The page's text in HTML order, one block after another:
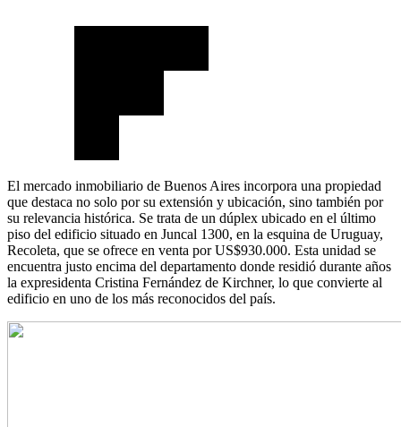
El mercado inmobiliario de Buenos Aires incorpora una propiedad
que destaca no solo por su extensión y ubicación, sino también por
su relevancia histórica. Se trata de un dúplex ubicado en el último
piso del edificio situado en Juncal 1300, en la esquina de Uruguay,
Recoleta, que se ofrece en venta por US$930.000. Esta unidad se
encuentra justo encima del departamento donde residió durante años
la expresidenta Cristina Fernández de Kirchner, lo que convierte al
edificio en uno de los más reconocidos del país.